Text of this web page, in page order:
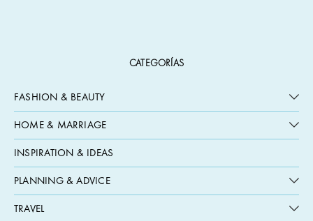
CATEGORÍAS
FASHION & BEAUTY
HOME & MARRIAGE
INSPIRATION & IDEAS
PLANNING & ADVICE
TRAVEL